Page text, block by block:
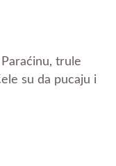
trule
su da pucaju i